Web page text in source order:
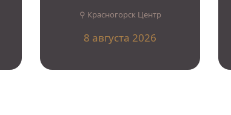
⚲ Красногорск Центр
8 августа 2026